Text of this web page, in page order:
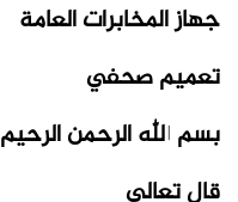
جهاز المخابرات العامة
تعميم صحفي
بسم الله الرحمن الرحيم
قال تعالي